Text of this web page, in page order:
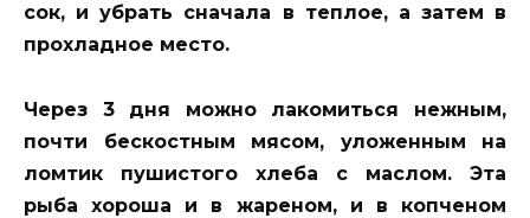
сок, и убрать сначала в теплое, а затем в
прохладное место.
Через 3 дня можно лакомиться нежным,
почти бескостным мясом, уложенным на
ломтик пушистого хлеба с маслом. Эта
рыба хороша и в жареном, и в копченом